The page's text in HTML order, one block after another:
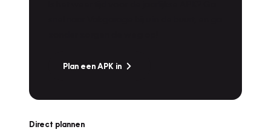
Plan een APK in
Direct plannen